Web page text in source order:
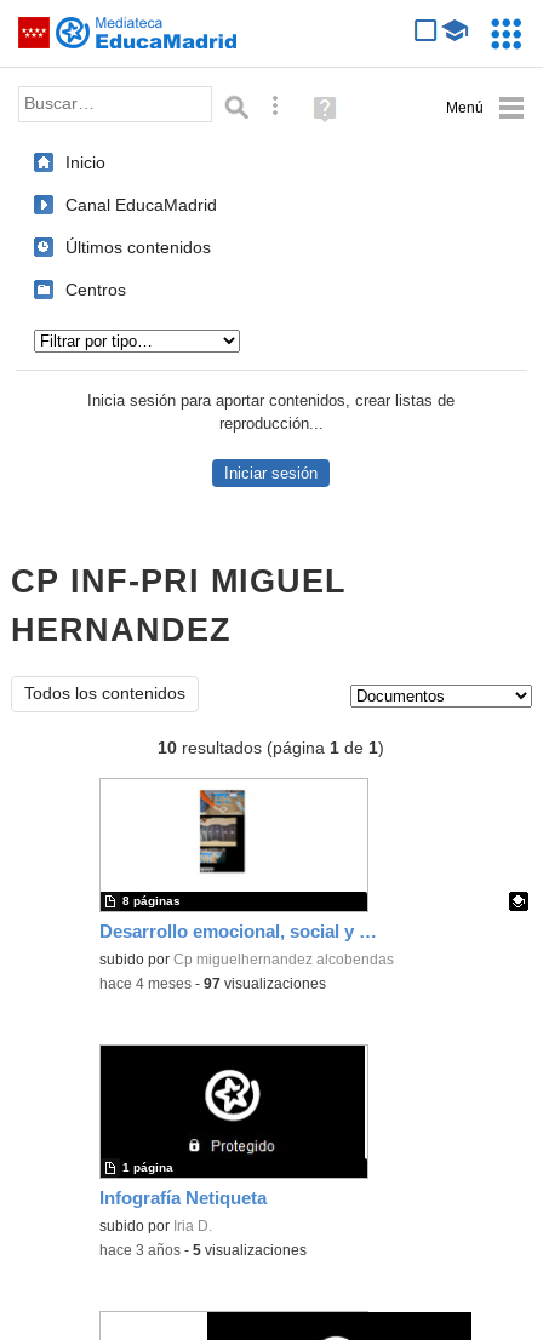
Saltar navegación
Palabra o frase: Búsqueda avanzada
Ayuda
(en
Inicio
Canal EducaMadrid
Últimos contenidos
Centros
Inicia sesión para aportar contenidos, crear listas de
reproducción...
Iniciar sesión
CP INF-PRI MIGUEL
HERNANDEZ
Todos los contenidos
10 resultados (página1 de1)
Desarrollo emocional, social y creativo. Educación Responsable.
Contenido educativo.
subido porCp miguelhernandez alcobendas
8 páginas
-hace 4 meses -97 visualizaciones
Infografía Netiqueta
subido por Iria D.
1 página
-hace 3 años -5 visualizaciones